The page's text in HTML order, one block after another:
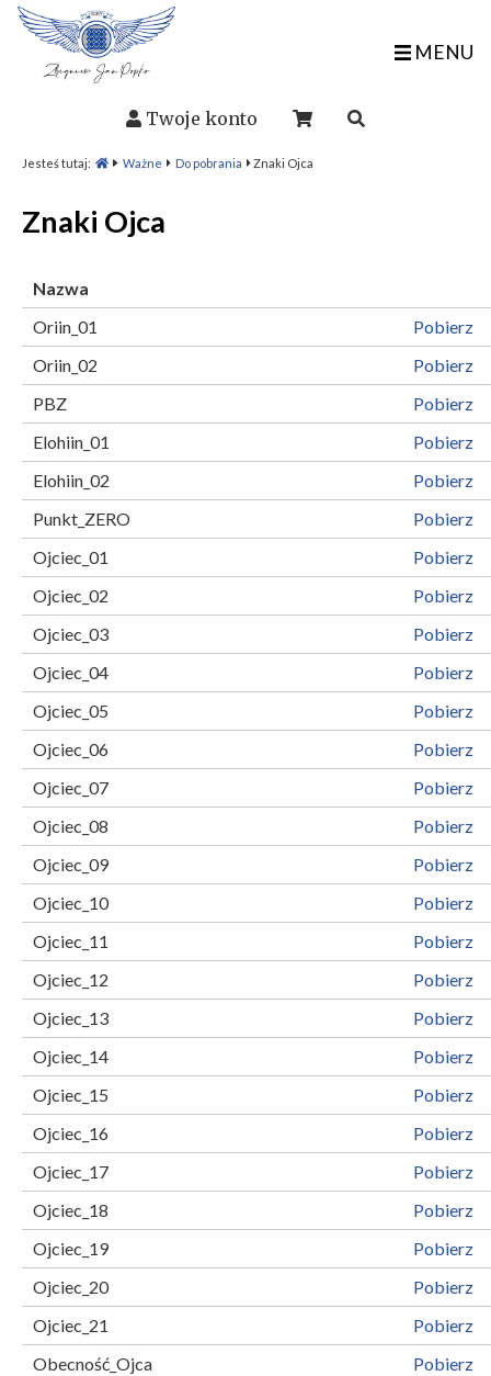
MENU
Twoje konto
Jesteś tutaj: Ważne Do pobrania Znaki Ojca
Znaki Ojca
Nazwa
Oriin_01
Pobierz
Oriin_02
Pobierz
PBZ
Pobierz
Elohiin_01
Pobierz
Elohiin_02
Pobierz
Punkt_ZERO
Pobierz
Ojciec_01
Pobierz
Ojciec_02
Pobierz
Ojciec_03
Pobierz
Ojciec_04
Pobierz
Ojciec_05
Pobierz
Ojciec_06
Pobierz
Ojciec_07
Pobierz
Ojciec_08
Pobierz
Ojciec_09
Pobierz
Ojciec_10
Pobierz
Ojciec_11
Pobierz
Ojciec_12
Pobierz
Ojciec_13
Pobierz
Ojciec_14
Pobierz
Ojciec_15
Pobierz
Ojciec_16
Pobierz
Ojciec_17
Pobierz
Ojciec_18
Pobierz
Ojciec_19
Pobierz
Ojciec_20
Pobierz
Ojciec_21
Pobierz
Obecność_Ojca
Pobierz